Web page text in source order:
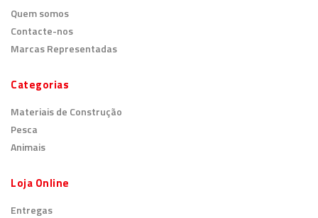
Quem somos
Contacte-nos
Marcas Representadas
Categorias
Materiais de Construção
Pesca
Animais
Loja Online
Entregas